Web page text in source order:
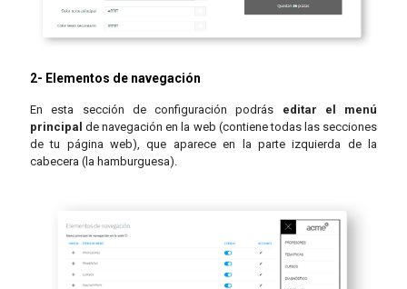
2- Elementos de navegación
En esta sección de configuración podrás editar el menú
principal de navegación en la web (contiene todas las secciones
de tu página web), que aparece en la parte izquierda de la
cabecera (la hamburguesa).